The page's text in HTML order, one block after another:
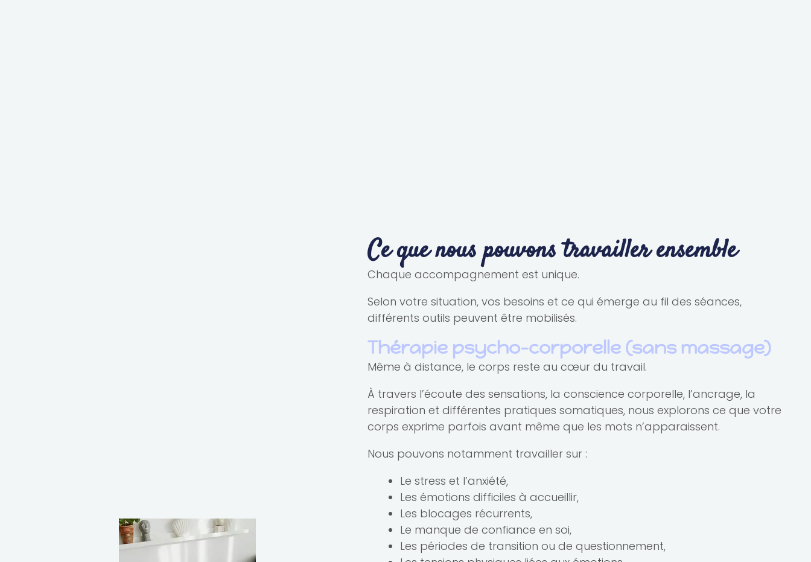
Ce que nous pouvons travailler ensemble
Chaque accompagnement est unique.
Selon votre situation, vos besoins et ce qui émerge au fil des séances,
différents outils peuvent être mobilisés.
Thérapie psycho-corporelle (sans massage)
Même à distance, le corps reste au cœur du travail.
À travers l’écoute des sensations, la conscience corporelle, l’ancrage, la
respiration et différentes pratiques somatiques, nous explorons ce que votre
corps exprime parfois avant même que les mots n’apparaissent.
Nous pouvons notamment travailler sur :
Le stress et l’anxiété,
Les émotions difficiles à accueillir,
Les blocages récurrents,
Le manque de confiance en soi,
Les périodes de transition ou de questionnement,